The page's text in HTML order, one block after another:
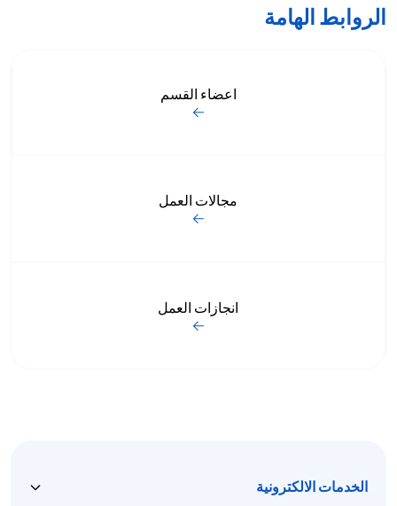
الروابط الهامة
اعضاء القسم
مجالات العمل
انجازات العمل
الخدمات الالكترونية